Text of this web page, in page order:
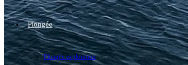
Plongée
Plongée exploration